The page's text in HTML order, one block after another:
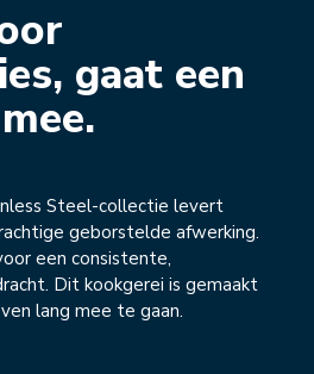
gaat een
Steel-collectie levert
geborstelde afwerking.
een consistente,
Dit kookgerei is gemaakt
lang mee te gaan.